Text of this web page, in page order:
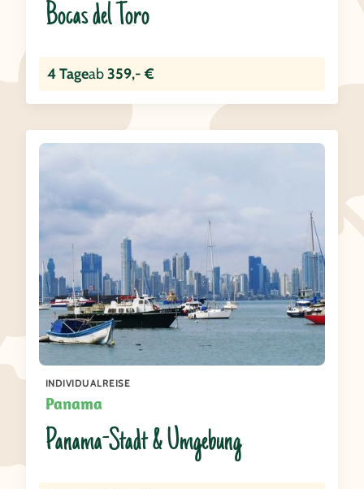
Bocas del Toro
4 Tageab359,- €
INDIVIDUALREISE
Panama
Panama-Stadt & Umgebung